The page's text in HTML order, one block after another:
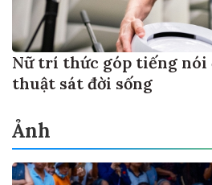
Nữ trí thức góp tiếng nói
thuật sát đời sống
Ảnh